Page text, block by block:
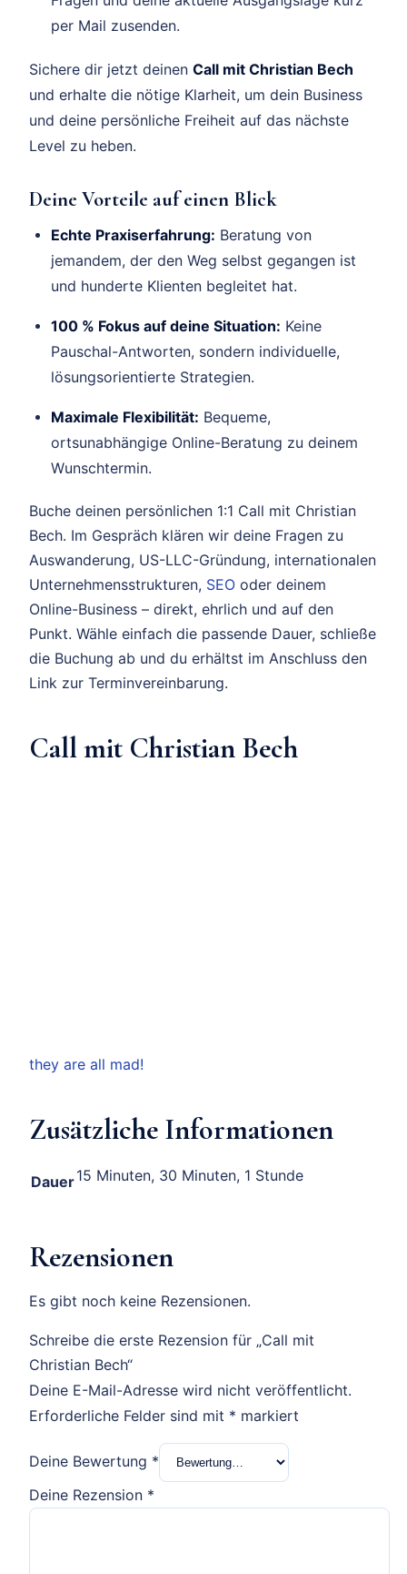
per Mail zusenden.
Sichere dir jetzt deinen Call mit Christian Bech
und erhalte die nötige Klarheit, um dein Business
und deine persönliche Freiheit auf das nächste
Level zu heben.
Deine Vorteile auf einen Blick
Echte Praxiserfahrung: Beratung von
jemandem, der den Weg selbst gegangen ist
und hunderte Klienten begleitet hat.
100 % Fokus auf deine Situation: Keine
Pauschal-Antworten, sondern individuelle,
lösungsorientierte Strategien.
Maximale Flexibilität: Bequeme,
ortsunabhängige Online-Beratung zu deinem
Wunschtermin.
Buche deinen persönlichen 1:1 Call mit Christian
Bech. Im Gespräch klären wir deine Fragen zu
Auswanderung, US-LLC-Gründung, internationalen
Unternehmensstrukturen, SEO oder deinem
Online-Business – direkt, ehrlich und auf den
Punkt. Wähle einfach die passende Dauer, schließe
die Buchung ab und du erhältst im Anschluss den
Link zur Terminvereinbarung.
Call mit Christian Bech
they are all mad!
Zusätzliche Informationen
Dauer15 Minuten, 30 Minuten, 1 Stunde
Rezensionen
Es gibt noch keine Rezensionen.
Schreibe die erste Rezension für „Call mit
Christian Bech“
Deine E-Mail-Adresse wird nicht veröffentlicht.
Erforderliche Felder sind mit * markiert
Deine Bewertung *
Deine Rezension *